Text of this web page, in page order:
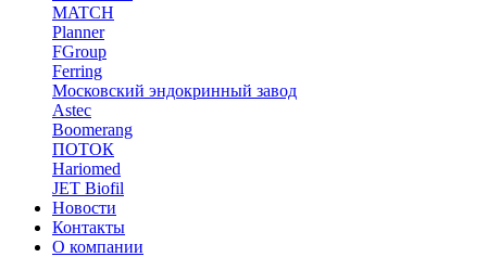
MATCH
Planner
FGroup
Ferring
Московский эндокринный завод
Astec
Boomerang
ПОТОК
Hariomed
JET Biofil
Новости
Контакты
О компании